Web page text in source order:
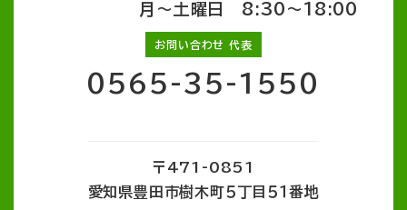
月～土曜日 8:30～18:00
お問い合わせ 代表
0565-35-1550
〒471-0851
愛知県豊田市樹木町５丁目５１番地